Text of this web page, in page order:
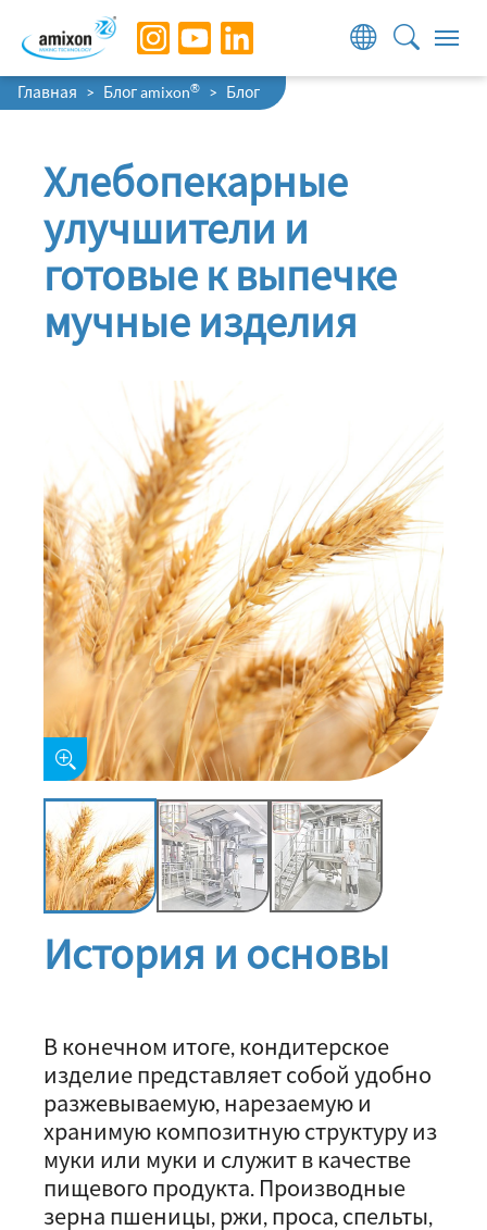
Skip to main navigation
Skip to main content
Skip to page footer
You are here:
Главная Блог amixon® Блог
Хлебопекарные
улучшители и
готовые к выпечке
мучные изделия
История и основы
В конечном итоге, кондитерское
изделие представляет собой удобно
разжевываемую, нарезаемую и
хранимую композитную структуру из
муки или муки и служит в качестве
пищевого продукта. Производные
зерна пшеницы, ржи, проса, спельты,